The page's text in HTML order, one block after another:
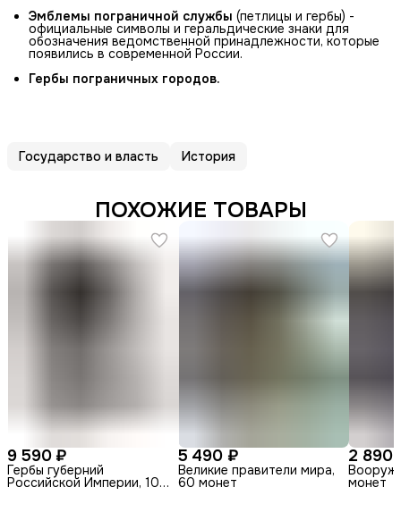
Эмблемы пограничной службы (петлицы и гербы) -
официальные символы и геральдические знаки для
обозначения ведомственной принадлежности, которые
появились в современной России.
Гербы пограничных городов.
Государство и власть История
ПОХОЖИЕ ТОВАРЫ
9 590 ₽
Гербы губерний
Российской Империи, 104
5 490 ₽
Великие правители мира,
60 монет
2 890
монет